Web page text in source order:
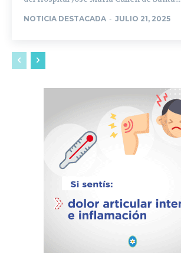
NOTICIA DESTACADA - JULIO 21, 2025